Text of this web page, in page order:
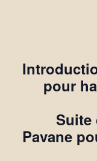
pour
Suite
Pavane